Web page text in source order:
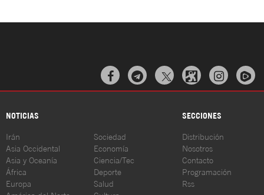
  
NOTICIAS SECCIONES
Irán
Asia Occidental
Asia y Oceanía
África
Europa
Sociedad
Economía
Ciencia/Tec
Deporte
Salud
Distribución
Nosotros
Contacto
Programación
Rss